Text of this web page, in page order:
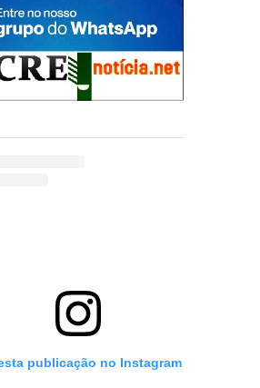
publicação no Instagram